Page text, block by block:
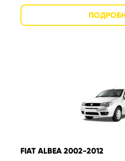
FIAT ALBEA 2002-2012